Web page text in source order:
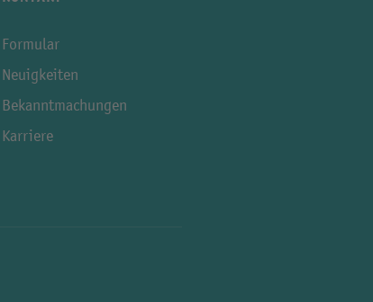
Formular
Neuigkeiten
Bekanntmachungen
Karriere